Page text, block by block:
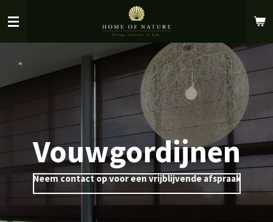
direct
hoofdinhoud
Vouwgordijnen
Neem contact op voor een vrijblijvende afspraak